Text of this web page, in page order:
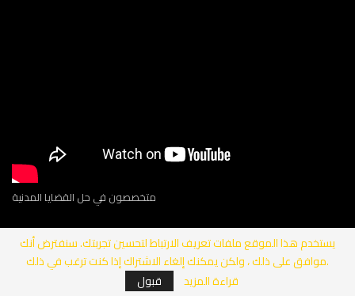
متخصصون في حل القضايا المدنية
الحقوق محفوظة لمجموعة أدفايس للمحاماة والاستشارات القانونية
يستخدم هذا الموقع ملفات تعريف الارتباط لتحسين تجربتك. سنفترض أنك
موافق على ذلك ، ولكن يمكنك إلغاء الاشتراك إذا كنت ترغب في ذلك.
قبول
قراءة المزيد